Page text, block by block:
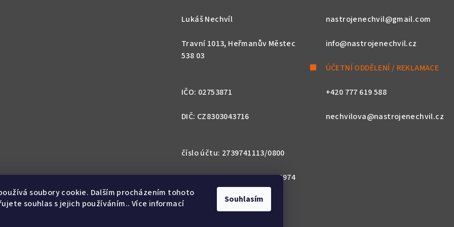
soubory cookie. Dalším procházením tohoto
souhlas s jejich používáním.. Více informací
Souhlasím
Lukáš Nechvíl
Travní 1013, Heřmanův Městec
538 03
IČO: 02753871
DIČ: CZ8303043716
číslo účtu: 2739741113/0800
IBAN: CZ57 0800 0000 0027 3974
1113
SWIFT: GIBACZPX
nastrojenechvil@gmail.com
info@nastrojenechvil.cz
ÚČETNÍ ODDĚLENÍ / REKLAMACE
+420 777 619 588
nechvilova@nastrojenechvil.cz